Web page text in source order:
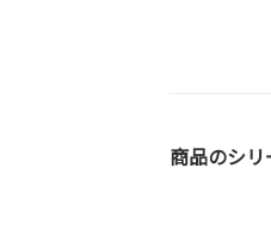
商品のシ